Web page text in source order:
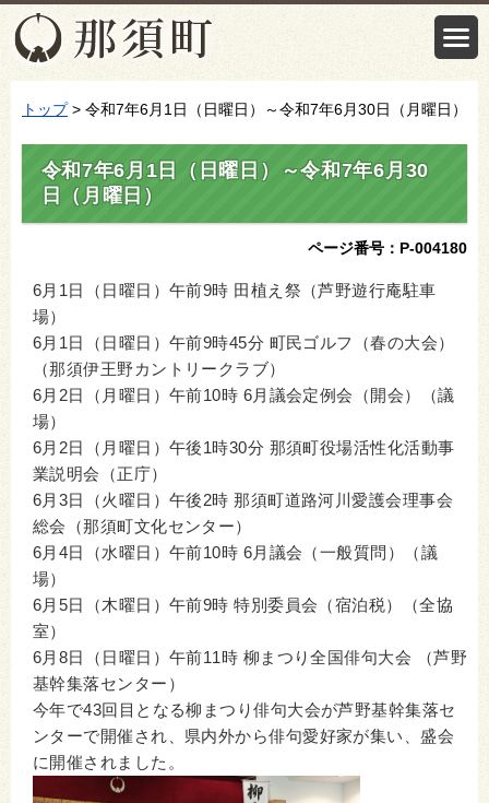
トップ> 令和7年6月1日（日曜日）～令和7年6月30日（月曜日）
令和7年6月1日（日曜日）～令和7年6月30
日（月曜日）
ページ番号：P-004180
6月1日（日曜日）午前9時 田植え祭（芦野遊行庵駐車
場）
6月1日（日曜日）午前9時45分 町民ゴルフ（春の大会）
（那須伊王野カントリークラブ）
6月2日（月曜日）午前10時 6月議会定例会（開会）（議
場）
6月2日（月曜日）午後1時30分 那須町役場活性化活動事
業説明会（正庁）
6月3日（火曜日）午後2時 那須町道路河川愛護会理事会
総会（那須町文化センター）
6月4日（水曜日）午前10時 6月議会（一般質問）（議
場）
6月5日（木曜日）午前9時 特別委員会（宿泊税）（全協
室）
6月8日（日曜日）午前11時 柳まつり全国俳句大会 （芦野
基幹集落センター）
今年で43回目となる柳まつり俳句大会が芦野基幹集落セ
ンターで開催され、県内外から俳句愛好家が集い、盛会
に開催されました。